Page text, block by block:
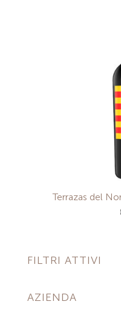
Terrazas del
FILTRI ATTIVI
AZIENDA